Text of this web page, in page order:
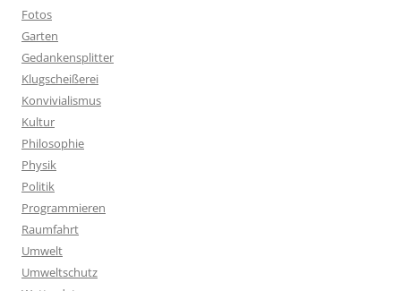
Fotos
Garten
Gedankensplitter
Klugscheißerei
Konvivialismus
Kultur
Philosophie
Physik
Politik
Programmieren
Raumfahrt
Umwelt
Umweltschutz